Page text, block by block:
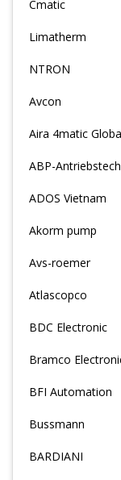
Cmatic
Limatherm
NTRON
Avcon
Aira 4matic
ABP-
ADOS Vietnam
Akorm pump
Avs-roemer
Atlascopco
BDC Electronic
Bramco
BFI Automation
Bussmann
BARDIANI